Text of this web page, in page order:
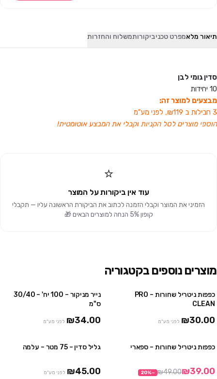
תיאור מלאמפרט טכניביקורותמשלוח והחזרות
סדין גומי לבן
10 יחידות
מבצעים למוצר זה:
3 חבילות ב ₪119, לפני מע"מ
הוספי מוצרים לסל הקניות וקבלי את המבצע אוטומטית!
⭐
עוד אין ביקורות על המוצר
הזמיני את המוצר וקבלי הזמנה לכתוב את הביקורת הראשונה עליו — תקבלי
קופון 5% הנחה למוצרים הבאים 🎁
מוצרים נוספים בקטגוריה
כפפות ניטריל שחורות – PRO
CLEAN
₪30.00 לפני מע"מ
נייר מניקור – 100 יח' – 30/40
ס"מ
₪34.00 לפני מע"מ
כפפות ניטריל שחורות – ספארי
₪39.00
₪49.00
−
20%
גליל סדין – 75 מטר – עלמה
₪45.00 לפני מע"מ